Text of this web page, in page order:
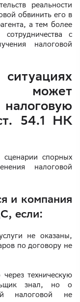
реальности
обвинить его в
а тем более
с
налоговой
может
54.1 НК
спорных
налоговой
и компания
если:
не оказаны,
по договору не
техническую
знал, но о
налоговой не